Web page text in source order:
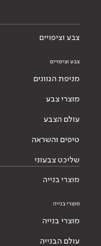
צבע וציפויים
צבע וציפויים
מניפת הגוונים
מוצרי צבע
עולם הצבע
טיפים והשראה
שליכט צבעוני
מוצרי בנייה
מוצרי בנייה
מוצרי בנייה
עולם הבנייה